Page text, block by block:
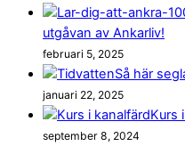
utgåvan av Ankarliv!
februari 5, 2025
Så här
januari 22, 2025
Kurs
september 8, 2024